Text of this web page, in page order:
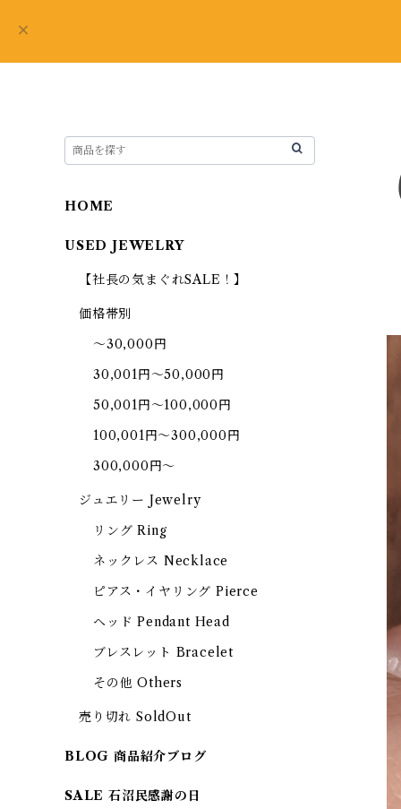
HOME
USED JEWELRY
【社長の気まぐれSALE！】
価格帯別
～30,000円
30,001円～50,000円
50,001円～100,000円
100,001円～300,000円
300,000円～
ジュエリー Jewelry
リング Ring
ネックレス Necklace
ピアス・イヤリング Pierce
ヘッド Pendant Head
ブレスレット Bracelet
その他 Others
売り切れ SoldOut
BLOG 商品紹介ブログ
SALE 石沼民感謝の日